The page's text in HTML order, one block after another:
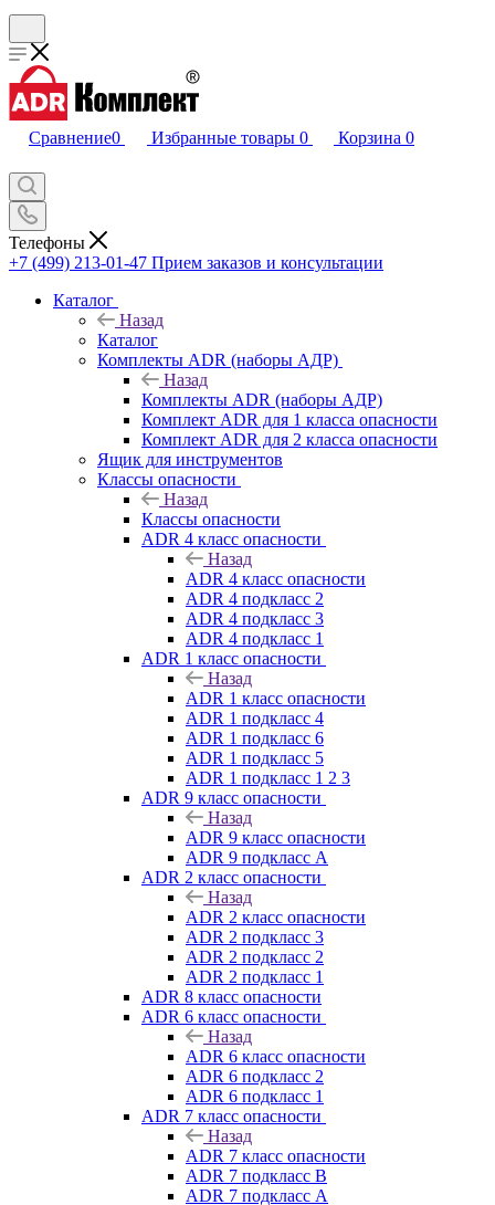
Сравнение0 Избранные товары 0 Корзина 0
Телефоны
+7 (499) 213-01-47 Прием заказов и консультации
Каталог
Назад
Каталог
Комплекты ADR (наборы АДР)
Назад
Комплекты ADR (наборы АДР)
Комплект ADR для 1 класса опасности
Комплект ADR для 2 класса опасности
Ящик для инструментов
Классы опасности
Назад
Классы опасности
ADR 4 класс опасности
Назад
ADR 4 класс опасности
ADR 4 подкласс 2
ADR 4 подкласс 3
ADR 4 подкласс 1
ADR 1 класс опасности
Назад
ADR 1 класс опасности
ADR 1 подкласс 4
ADR 1 подкласс 6
ADR 1 подкласс 5
ADR 1 подкласс 1 2 3
ADR 9 класс опасности
Назад
ADR 9 класс опасности
ADR 9 подкласс A
ADR 2 класс опасности
Назад
ADR 2 класс опасности
ADR 2 подкласс 3
ADR 2 подкласс 2
ADR 2 подкласс 1
ADR 8 класс опасности
ADR 6 класс опасности
Назад
ADR 6 класс опасности
ADR 6 подкласс 2
ADR 6 подкласс 1
ADR 7 класс опасности
Назад
ADR 7 класс опасности
ADR 7 подкласс B
ADR 7 подкласс A